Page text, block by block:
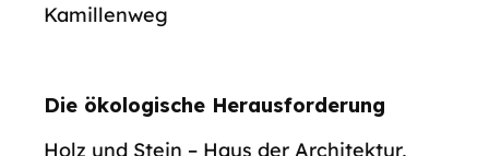
Kamillenweg
Die ökologische Herausforderung
Holz und Stein – Haus der Architektur,